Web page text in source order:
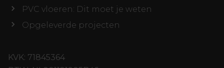
PVC vloeren: Dit moet je weten
Opgeleverde projecten
KVK: 71845364